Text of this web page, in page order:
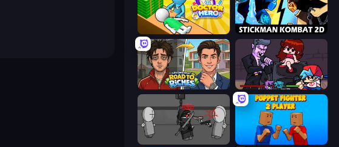
Doctor Hero Stickman Kombat 2D
Life Simulator: Road to Riches Friday Night Funkin'
Madness Project Nexus Puppet Fighter 2 Player